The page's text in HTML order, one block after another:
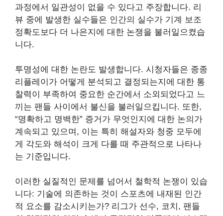
과정에서 일관성이 없을 수 있다고 주장합니다. 리
뷰 중에 발생한 실수들은 인간의 실수가 기계 보조
정확도보다 더 나은지에 대한 논쟁을 불러일으켰습
니다.
투명성에 대한 논란도 발생합니다. 시청자들은 종종
리플레이가 어떻게 분석되고 결정되는지에 대한 통
찰력이 부족하여 중요한 순간에서 소외되었다고 느
끼는 팬들 사이에서 불신을 불러일으킵니다. 또한,
“명확하고 명백한” 증거가 무엇인지에 대한 논의가
계속되고 있으며, 이는 특히 해설자와 청중 모두에
게 각도와 해석이 크게 다를 때 주관적으로 나타나
는 기준입니다.
이러한 실질적인 문제를 넘어서 철학적 논쟁이 있습
니다: 기술에 의존하는 것이 스포츠에 내재된 인간
적 요소를 감소시키는가? 리그가 선수, 코치, 팬들